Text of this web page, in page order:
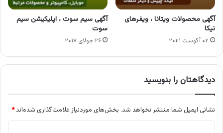
آگهی محصولات ویتانا ، ویفرهای
نیکا
۰۲ آگوست ۲۰۲۱
آگهی سیم سوت ، اپلیکیشن سیم
سوت
۲۶ جولای ۲۰۱۷
دیدگاهتان را بنویسید
نشانی ایمیل شما منتشر نخواهد شد. بخش‌های موردنیاز علامت‌گذاری شده‌اند*